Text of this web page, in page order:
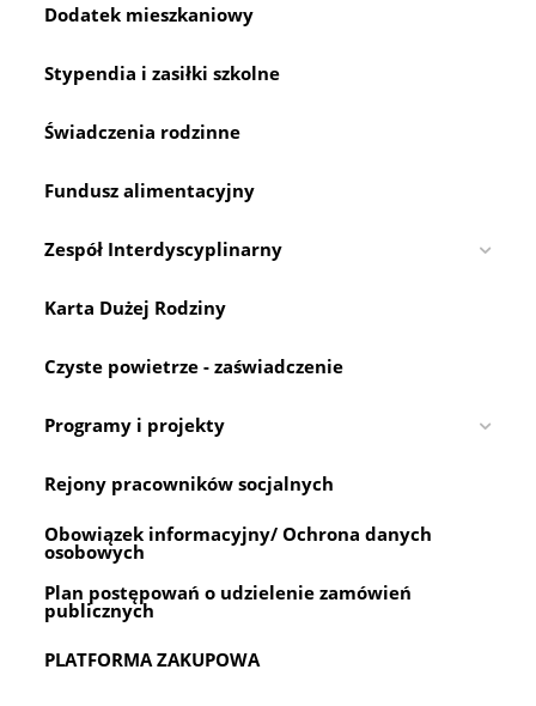
Dodatek mieszkaniowy
Stypendia i zasiłki szkolne
Świadczenia rodzinne
Fundusz alimentacyjny
Zespół Interdyscyplinarny
Karta Dużej Rodziny
Czyste powietrze - zaświadczenie
Programy i projekty
Rejony pracowników socjalnych
Obowiązek informacyjny/ Ochrona danych
osobowych
Plan postępowań o udzielenie zamówień
publicznych
PLATFORMA ZAKUPOWA